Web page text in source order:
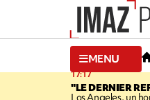
MENU
17:17
"LE DERNIER
Los Angeles, un